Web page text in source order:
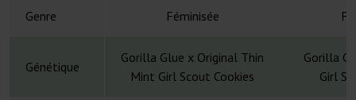
Genre Féminisée
Génétique
Gorilla Glue x Original Thin
Mint Girl Scout Cookies
Gorilla
Girl